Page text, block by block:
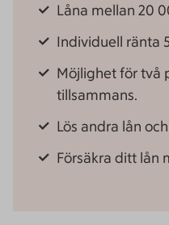
Låna mellan 20
Individuell ränta
Möjlighet för två
tillsammans.
Lös andra lån
Försäkra ditt lån